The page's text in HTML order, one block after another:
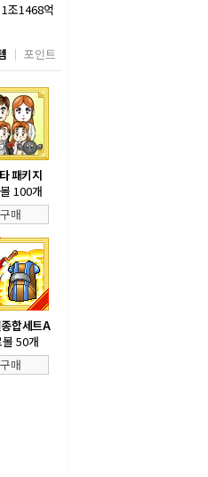
1조1468억
포인트
패키지
100개
구매
합세트A
50개
구매